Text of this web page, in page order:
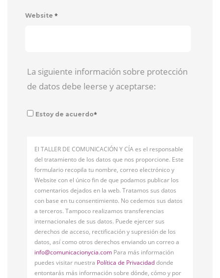
Website *
La siguiente información sobre protección
de datos debe leerse y aceptarse:
Estoy de acuerdo*
El TALLER DE COMUNICACIÓN Y CÍA es el responsable
del tratamiento de los datos que nos proporcione. Este
formulario recopila tu nombre, correo electrónico y
Website con el único fin de que podamos publicar los
comentarios dejados en la web. Tratamos sus datos
con base en tu consentimiento. No cedemos sus datos
a terceros. Tampoco realizamos transferencias
internacionales de sus datos. Puede ejercer sus
derechos de acceso, rectificación y supresión de los
datos, así como otros derechos enviando un correo a
info@comunicacionycia.com Para más información
puedes visitar nuestra Política de Privacidaddonde
entontarás más información sobre dónde, cómo y por